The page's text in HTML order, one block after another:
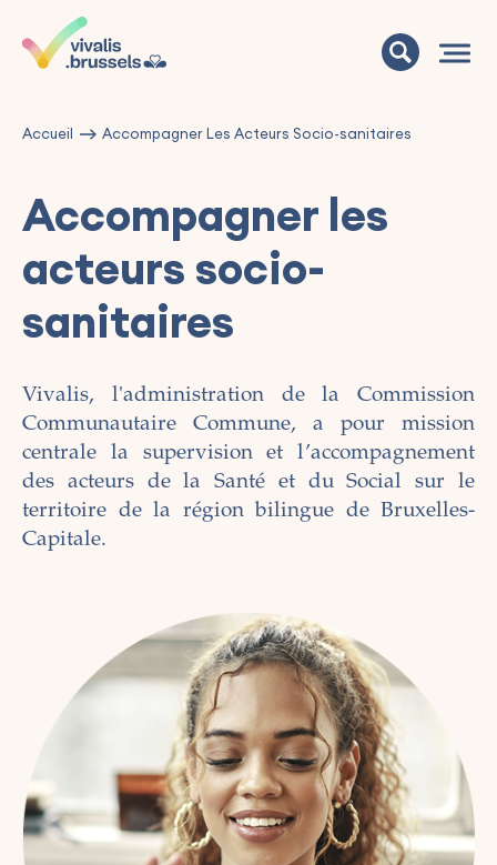
Accueil Accompagner Les Acteurs Socio-sanitaires
Accompagner les
acteurs socio-
sanitaires
Vivalis, l'administration de la Commission
Communautaire Commune, a pour mission
centrale la supervision et l’accompagnement
des acteurs de la Santé et du Social sur le
territoire de la région bilingue de Bruxelles-
Capitale.